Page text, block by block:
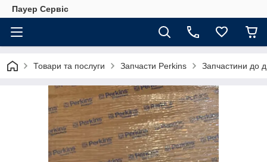
Пауер Сервіс
Товари та послуги Запчасти Perkins Запчастини до